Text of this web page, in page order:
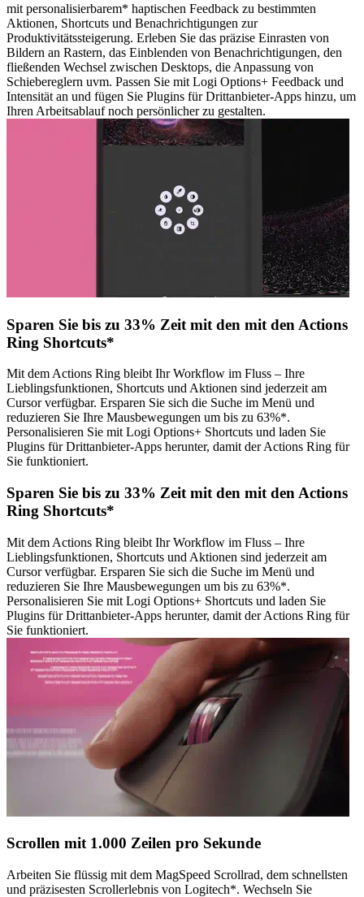
mit personalisierbarem* haptischen Feedback zu bestimmten
Aktionen, Shortcuts und Benachrichtigungen zur
Produktivitätssteigerung. Erleben Sie das präzise Einrasten von
Bildern an Rastern, das Einblenden von Benachrichtigungen, den
fließenden Wechsel zwischen Desktops, die Anpassung von
Schiebereglern uvm. Passen Sie mit Logi Options+ Feedback und
Intensität an und fügen Sie Plugins für Drittanbieter-Apps hinzu, um
Ihren Arbeitsablauf noch persönlicher zu gestalten.
Sparen Sie bis zu 33% Zeit mit den mit den Actions
Ring Shortcuts*
Mit dem Actions Ring bleibt Ihr Workflow im Fluss – Ihre
Lieblingsfunktionen, Shortcuts und Aktionen sind jederzeit am
Cursor verfügbar. Ersparen Sie sich die Suche im Menü und
reduzieren Sie Ihre Mausbewegungen um bis zu 63%*.
Personalisieren Sie mit Logi Options+ Shortcuts und laden Sie
Plugins für Drittanbieter-Apps herunter, damit der Actions Ring für
Sie funktioniert.
Sparen Sie bis zu 33% Zeit mit den mit den Actions
Ring Shortcuts*
Mit dem Actions Ring bleibt Ihr Workflow im Fluss – Ihre
Lieblingsfunktionen, Shortcuts und Aktionen sind jederzeit am
Cursor verfügbar. Ersparen Sie sich die Suche im Menü und
reduzieren Sie Ihre Mausbewegungen um bis zu 63%*.
Personalisieren Sie mit Logi Options+ Shortcuts und laden Sie
Plugins für Drittanbieter-Apps herunter, damit der Actions Ring für
Sie funktioniert.
Scrollen mit 1.000 Zeilen pro Sekunde
Arbeiten Sie flüssig mit dem MagSpeed Scrollrad, dem schnellsten
und präzisesten Scrollerlebnis von Logitech*. Wechseln Sie